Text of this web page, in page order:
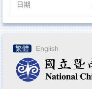
繁體 English